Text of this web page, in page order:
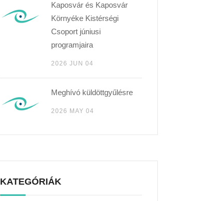
Kaposvár és Kaposvár
Környéke Kistérségi
Csoport júniusi
programjaira
2026 JUN 04
Meghívó küldöttgyűlésre
2026 MAY 04
KATEGÓRIÁK